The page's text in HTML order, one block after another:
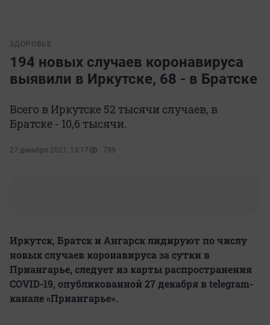
ЗДОРОВЬЕ
194 новых случаев коронавируса
выявили в Иркутске, 68 - в Братске
Всего в Иркутске 52 тысячи случаев, в
Братске - 10,6 тысячи.
27 декабря 2021, 13:17 799
Иркутск, Братск и Ангарск лидируют по числу
новых случаев коронавируса за сутки в
Приангарье, следует из карты распространения
COVID-19, опубликованной 27 декабря в telegram-
канале «Приангарье».